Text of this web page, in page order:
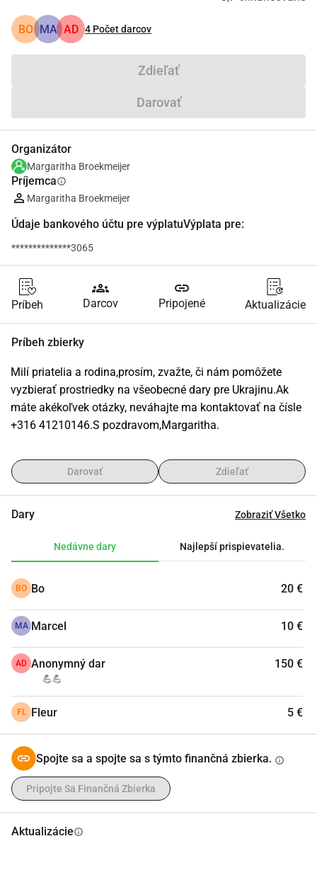
BO MA AD 4 Počet darcov
Zdieľať
Darovať
Organizátor
Margaritha Broekmeijer
Príjemcainfo
Margaritha Broekmeijer
Údaje bankového účtu pre výplatuVýplata pre:
**************3065
Príbeh
groups
Darcov
link
Pripojené Aktualizácie
Príbeh zbierky
Milí priatelia a rodina,prosím, zvažte, či nám pomôžete
vyzbierať prostriedky na všeobecné dary pre Ukrajinu.Ak
máte akékoľvek otázky, neváhajte ma kontaktovať na čísle
+316 41210146.S pozdravom,Margaritha.
Darovať Zdieľať
Dary Zobraziť Všetko
Nedávne dary Najlepší prispievatelia.
BO Bo 20 €
MA Marcel 10 €
AD Anonymný dar 150 €
💪💪
FL Fleur 5 €
Spojte sa a spojte sa s týmto finančná zbierka. info
Pripojte Sa Finančná Zbierka
Aktualizácieinfo